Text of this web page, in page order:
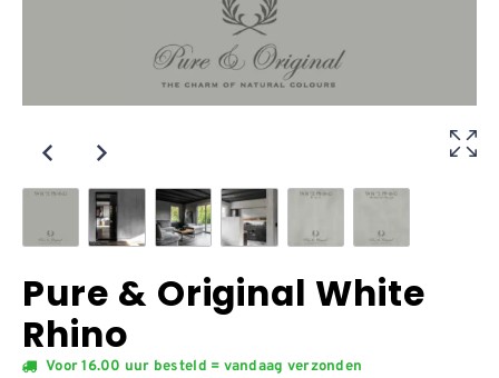
Pure & Original White
Rhino
Voor 16.00 uur besteld = vandaag verzonden